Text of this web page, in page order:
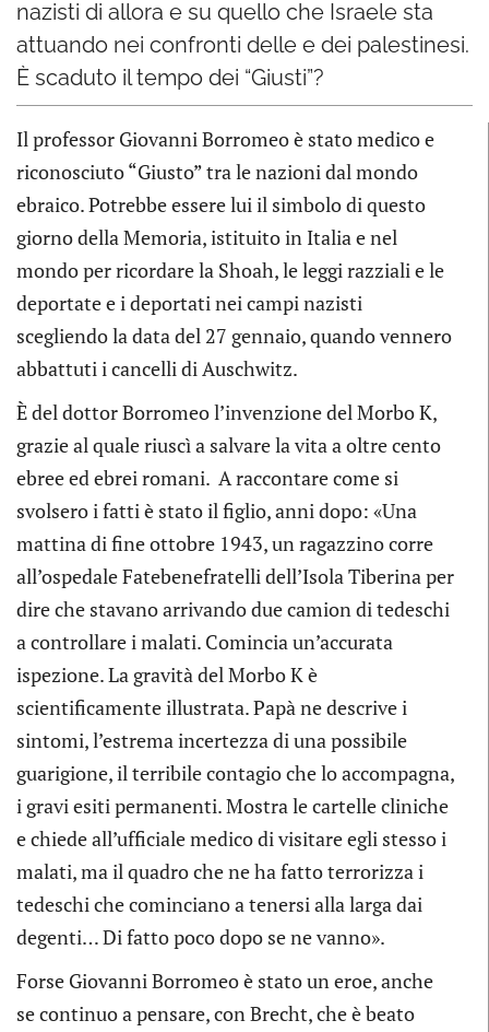
nazisti di allora e su quello che Israele sta
attuando nei confronti delle e dei palestinesi.
È scaduto il tempo dei “Giusti”?
Il professor Giovanni Borromeo è stato medico e
riconosciuto “Giusto” tra le nazioni dal mondo
ebraico. Potrebbe essere lui il simbolo di questo
giorno della Memoria, istituito in Italia e nel
mondo per ricordare la Shoah, le leggi razziali e le
deportate e i deportati nei campi nazisti
scegliendo la data del 27 gennaio, quando vennero
abbattuti i cancelli di Auschwitz.
È del dottor Borromeo l’invenzione del Morbo K,
grazie al quale riuscì a salvare la vita a oltre cento
ebree ed ebrei romani. A raccontare come si
svolsero i fatti è stato il figlio, anni dopo: «Una
mattina di fine ottobre 1943, un ragazzino corre
all’ospedale Fatebenefratelli dell’Isola Tiberina per
dire che stavano arrivando due camion di tedeschi
a controllare i malati. Comincia un’accurata
ispezione. La gravità del Morbo K è
scientificamente illustrata. Papà ne descrive i
sintomi, l’estrema incertezza di una possibile
guarigione, il terribile contagio che lo accompagna,
i gravi esiti permanenti. Mostra le cartelle cliniche
e chiede all’ufficiale medico di visitare egli stesso i
malati, ma il quadro che ne ha fatto terrorizza i
tedeschi che cominciano a tenersi alla larga dai
degenti… Di fatto poco dopo se ne vanno».
Forse Giovanni Borromeo è stato un eroe, anche
se continuo a pensare, con Brecht, che è beato